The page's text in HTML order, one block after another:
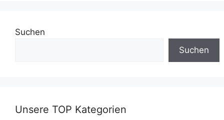
Suchen
Suchen
Unsere TOP Kategorien